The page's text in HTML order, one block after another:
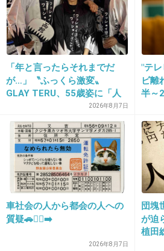
プ撮
girlschannel.net
フジ秋元優里アナ「荒野のW不倫」スクープ
疑惑の相手と密会している」との情報がもた
き始めた「週刊文春」取材班は、驚愕の光景
た。 美貌の裏に隠されていたワイルドな素顔
2件の返信
+220
26. 匿名2019/11/06(水) 17:43:00
「年と言ったらそれまでだ
が…」〝ふっくら激変〟
GLAY TERU、55歳姿に「人
として好きすぎる」「TERU
さんには見えない」「分から
なかった」
2026年8月7日
"テ
ビ離
半～
い"
車社会の人から都会の人への
質疑🚗🏃‍♀️‍➡️
2026年8月7日
団塊
が迫
植田
員